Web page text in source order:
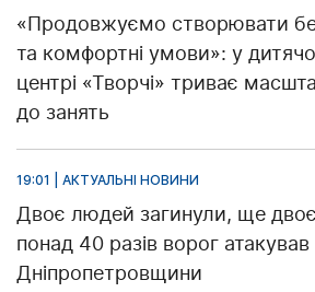
«Продовжуємо створювати
та комфортні умови»: у
центрі «Творчі» триває
до занять
19:01 | АКТУАЛЬНІ НОВИНИ
Двоє людей загинули, ще двоє
понад 40 разів ворог
Дніпропетровщини